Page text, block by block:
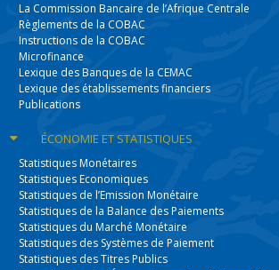
La Commission Bancaire de l’Afrique Centrale
Règlements de la COBAC
Instructions de la COBAC
Microfinance
Lexique des Banques de la CEMAC
Lexique des établissements financiers
Publications
ÉCONOMIEET STATISTIQUES
Statistiques Monétaires
Statistiques Economiques
Statistiques de l’Emission Monétaire
Statistiques de la Balance des Paiements
Statistiques du Marché Monétaire
Statistiques des Systèmes de Paiement
Statistiques des Titres Publics